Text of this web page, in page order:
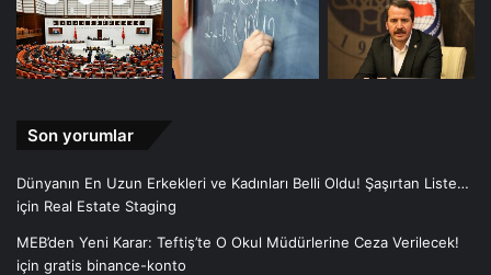
Son yorumlar
Dünyanın En Uzun Erkekleri ve Kadınları Belli Oldu! Şaşırtan Liste…
için Real Estate Staging
MEB’den Yeni Karar: Teftiş’te O Okul Müdürlerine Ceza Verilecek!
için gratis binance-konto